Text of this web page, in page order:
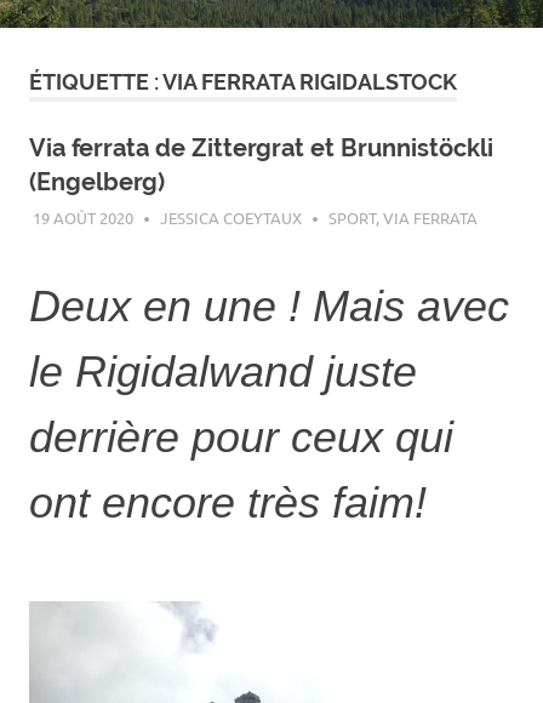
ÉTIQUETTE :VIA FERRATA RIGIDALSTOCK
Via ferrata de Zittergrat et Brunnistöckli
(Engelberg)
19 AOÛT 2020 JESSICA COEYTAUX SPORT,VIA FERRATA
Deux en une ! Mais avec
le Rigidalwand juste
derrière pour ceux qui
ont encore très faim!